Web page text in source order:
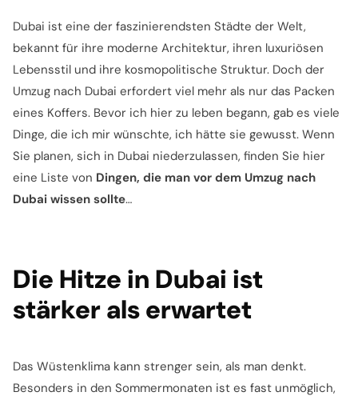
Dubai ist eine der faszinierendsten Städte der Welt,
bekannt für ihre moderne Architektur, ihren luxuriösen
Lebensstil und ihre kosmopolitische Struktur. Doch der
Umzug nach Dubai erfordert viel mehr als nur das Packen
eines Koffers. Bevor ich hier zu leben begann, gab es viele
Dinge, die ich mir wünschte, ich hätte sie gewusst. Wenn
Sie planen, sich in Dubai niederzulassen, finden Sie hier
eine Liste von Dingen, die man vor dem Umzug nach
Dubai wissen sollte…
Die Hitze in Dubai ist
stärker als erwartet
Das Wüstenklima kann strenger sein, als man denkt.
Besonders in den Sommermonaten ist es fast unmöglich,